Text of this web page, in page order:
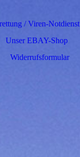
/ Viren-Notdienst
Unser EBAY-Shop
Widerrufsformular